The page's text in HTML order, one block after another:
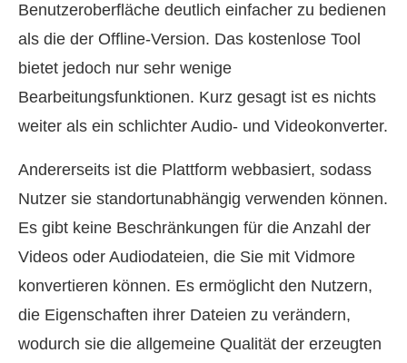
Benutzeroberfläche deutlich einfacher zu bedienen
als die der Offline-Version. Das kostenlose Tool
bietet jedoch nur sehr wenige
Bearbeitungsfunktionen. Kurz gesagt ist es nichts
weiter als ein schlichter Audio- und Videokonverter.
Andererseits ist die Plattform webbasiert, sodass
Nutzer sie standortunabhängig verwenden können.
Es gibt keine Beschränkungen für die Anzahl der
Videos oder Audiodateien, die Sie mit Vidmore
konvertieren können. Es ermöglicht den Nutzern,
die Eigenschaften ihrer Dateien zu verändern,
wodurch sie die allgemeine Qualität der erzeugten